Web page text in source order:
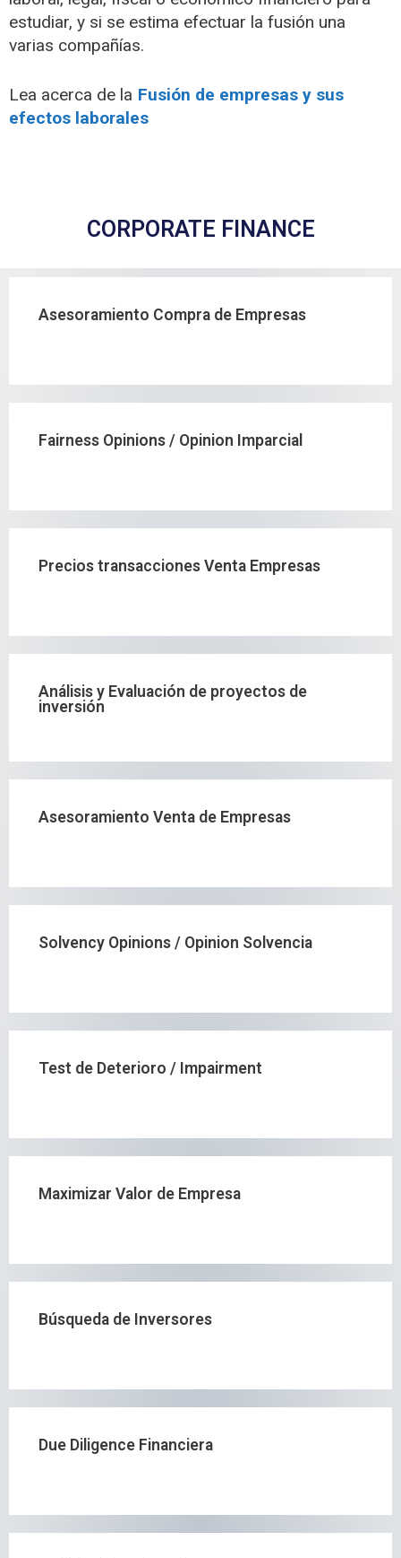
estudiar, y si se estima efectuar la fusión una
varias compañías.
Lea acerca de la Fusión de empresas y sus
efectos laborales
CORPORATE FINANCE
Asesoramiento Compra de Empresas
Fairness Opinions / Opinion Imparcial
Precios transacciones Venta Empresas
Análisis y Evaluación de proyectos de
inversión
Asesoramiento Venta de Empresas
Solvency Opinions / Opinion Solvencia
Test de Deterioro / Impairment
Maximizar Valor de Empresa
Búsqueda de Inversores
Due Diligence Financiera